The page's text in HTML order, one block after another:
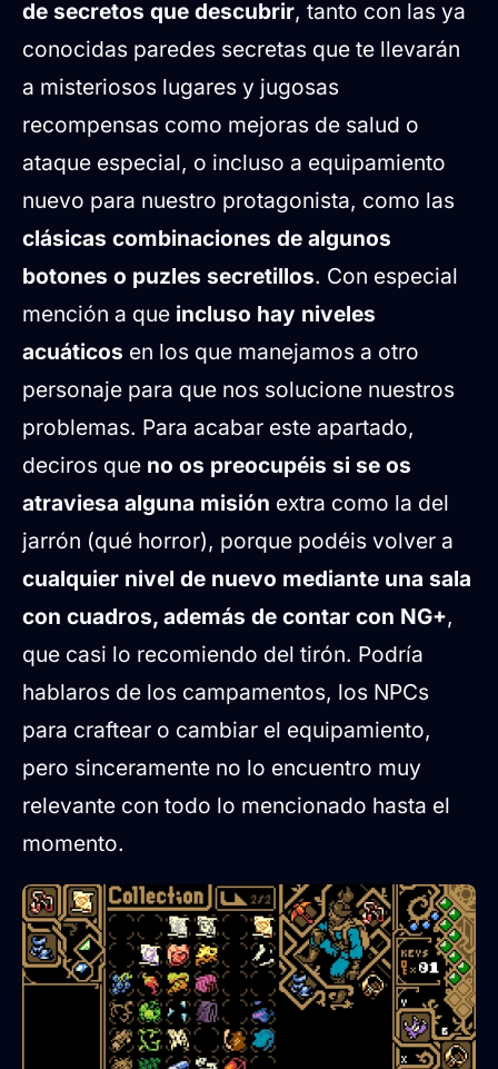
de secretos que descubrir, tanto con las ya
conocidas paredes secretas que te llevarán
a misteriosos lugares y jugosas
recompensas como mejoras de salud o
ataque especial, o incluso a equipamiento
nuevo para nuestro protagonista, como las
clásicas combinaciones de algunos
botones o puzles secretillos. Con especial
mención a que incluso hay niveles
acuáticos en los que manejamos a otro
personaje para que nos solucione nuestros
problemas. Para acabar este apartado,
deciros que no os preocupéis si se os
atraviesa alguna misión extra como la del
jarrón (qué horror), porque podéis volver a
cualquier nivel de nuevo mediante una sala
con cuadros, además de contar con NG+,
que casi lo recomiendo del tirón. Podría
hablaros de los campamentos, los NPCs
para craftear o cambiar el equipamiento,
pero sinceramente no lo encuentro muy
relevante con todo lo mencionado hasta el
momento.